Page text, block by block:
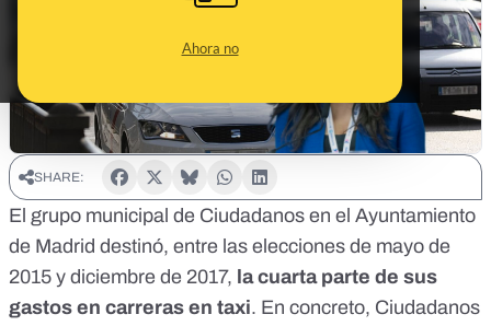
Ahora no
SHARE:
El grupo municipal de Ciudadanos en el Ayuntamiento
de Madrid destinó, entre las elecciones de mayo de
2015 y diciembre de 2017, la cuarta parte de sus
gastos en carreras en taxi. En concreto, Ciudadanos